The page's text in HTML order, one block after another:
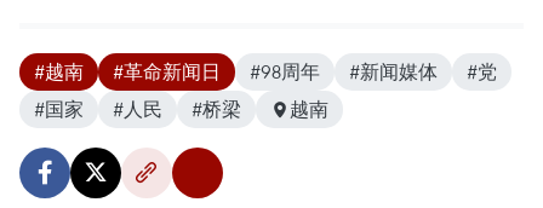
#越南 #革命新闻日 #98周年 #新闻媒体
#党
#国家
#人民 #桥梁 越南